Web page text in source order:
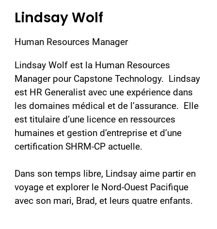
Lindsay Wolf
Human Resources Manager
Lindsay Wolf est la Human Resources
Manager pour Capstone Technology. Lindsay
est HR Generalist avec une expérience dans
les domaines médical et de l’assurance. Elle
est titulaire d’une licence en ressources
humaines et gestion d’entreprise et d’une
certification SHRM-CP actuelle.
Dans son temps libre, Lindsay aime partir en
voyage et explorer le Nord-Ouest Pacifique
avec son mari, Brad, et leurs quatre enfants.